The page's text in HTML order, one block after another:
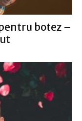
botez –